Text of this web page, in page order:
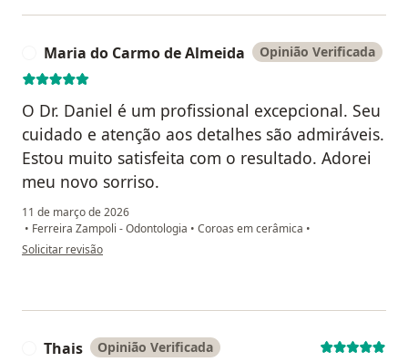
Maria do Carmo de Almeida Opinião Verificada
O Dr. Daniel é um profissional excepcional. Seu
cuidado e atenção aos detalhes são admiráveis.
Estou muito satisfeita com o resultado. Adorei
meu novo sorriso.
11 de março de 2026
• Ferreira Zampoli - Odontologia • Coroas em cerâmica •
na opinião do utilizador Maria do Carmo de Almeida
Solicitar revisão
Thais Opinião Verificada